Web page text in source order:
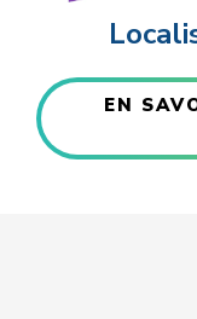
EN